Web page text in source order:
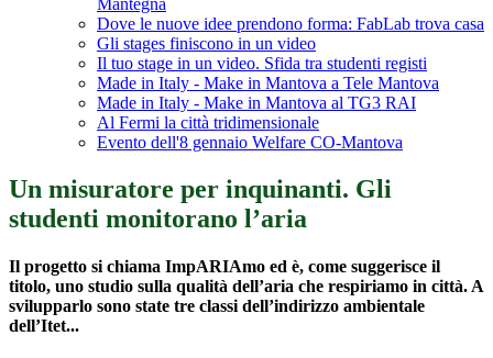
Mantegna
Dove le nuove idee prendono forma: FabLab trova casa
Gli stages finiscono in un video
Il tuo stage in un video. Sfida tra studenti registi
Made in Italy - Make in Mantova a Tele Mantova
Made in Italy - Make in Mantova al TG3 RAI
Al Fermi la città tridimensionale
Evento dell'8 gennaio Welfare CO-Mantova
Un misuratore per inquinanti. Gli
studenti monitorano l’aria
Il progetto si chiama ImpARIAmo ed è, come suggerisce il
titolo, uno studio sulla qualità dell’aria che respiriamo in città. A
svilupparlo sono state tre classi dell’indirizzo ambientale
dell’Itet...